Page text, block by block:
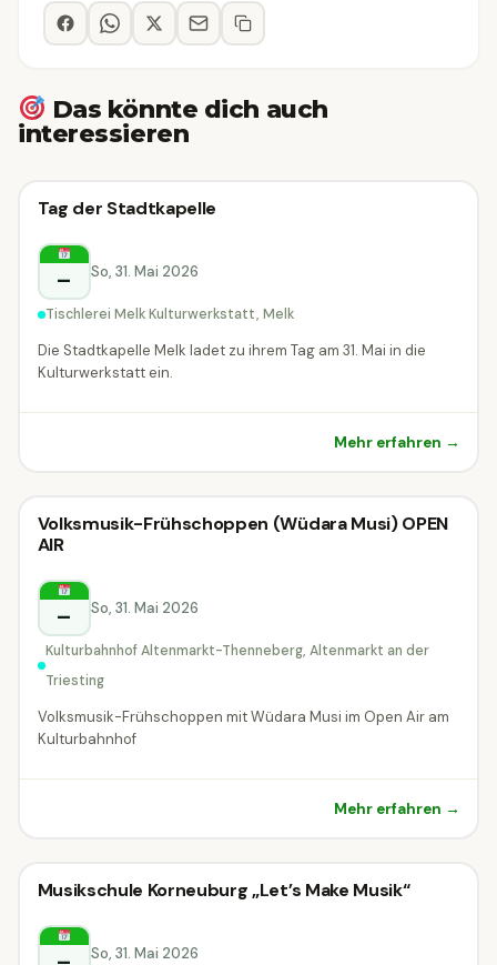
Das könnte dich auch
interessieren
Konzert
Melk
Konzert
Tag der Stadtkapelle
– So, 31. Mai 2026
Tischlerei Melk Kulturwerkstatt, Melk
Die Stadtkapelle Melk ladet zu ihrem Tag am 31. Mai in die
Kulturwerkstatt ein.
Mehr erfahren →
Konzert
Konzert
Volksmusik-Frühschoppen (Wüdara Musi) OPEN
AIR
– So, 31. Mai 2026
Kulturbahnhof Altenmarkt-Thenneberg, Altenmarkt an der
Triesting
Volksmusik-Frühschoppen mit Wüdara Musi im Open Air am
Kulturbahnhof
Mehr erfahren →
Konzert
Korneuburg
Konzert
Musikschule Korneuburg „Let’s Make Musik“
So, 31. Mai 2026